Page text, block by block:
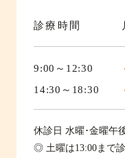
診療時間
9:00～12:30
14:30～18:30
休診日 水曜･金曜午
◎ 土曜は13:00まで